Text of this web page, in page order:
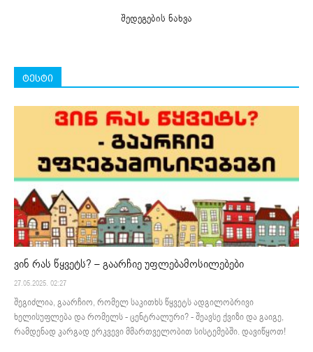
შედეგების ნახვა
ტესტი
ვინ რას წყვეტს? – გაარჩიე უფლებამოსილებები
27.05.2025. 02:27
შეგიძლია, გაარჩიო, რომელ საკითხს წყვეტს ადგილობრივი
ხელისუფლება და რომელს - ცენტრალური? - შეავსე ქვიზი და გაიგე,
რამდენად კარგად ერკვევი მმართველობით სისტემებში. დავიწყოთ!